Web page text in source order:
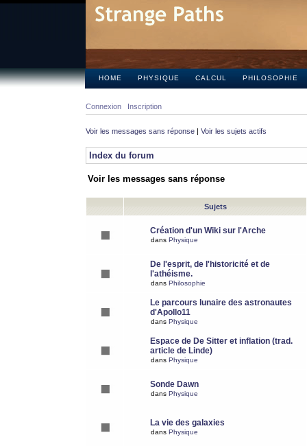
HOME PHYSIQUE CALCUL PHILOSOPHIE
Connexion Inscription
Voir les messages sans réponse | Voir les sujets actifs
Index du forum
Voir les messages sans réponse
Sujets
Création d'un Wiki sur l'Arche
dans Physique
De l'esprit, de l'historicité et de
l'athéisme.
dans Philosophie
Le parcours lunaire des astronautes
d'Apollo11
dans Physique
Espace de De Sitter et inflation (trad.
article de Linde)
dans Physique
Sonde Dawn
dans Physique
La vie des galaxies
dans Physique